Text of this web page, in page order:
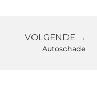
VOLGENDE →
Autoschade